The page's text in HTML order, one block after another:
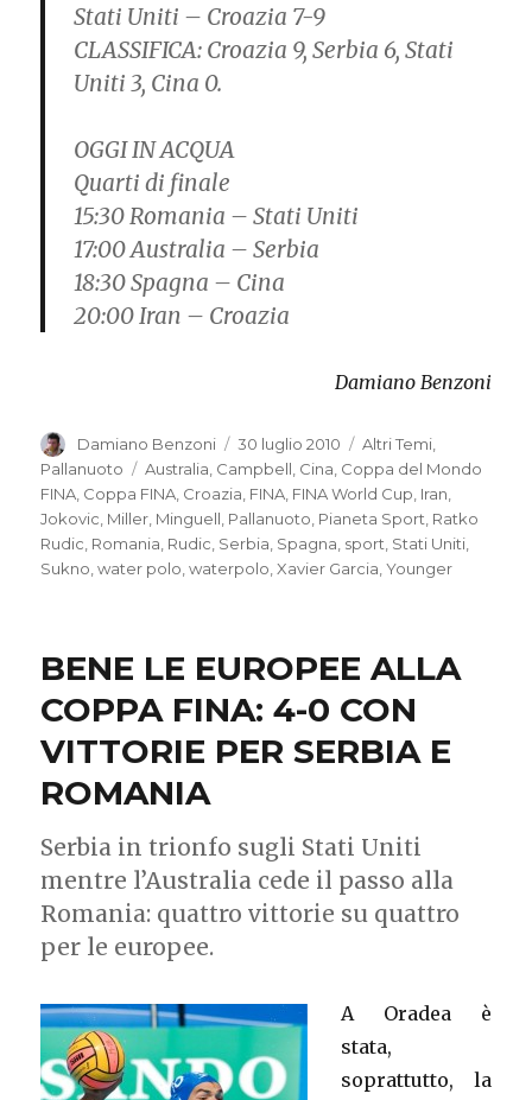
Stati Uniti – Croazia 7-9
CLASSIFICA: Croazia 9, Serbia 6, Stati
Uniti 3, Cina 0.
OGGI IN ACQUA
Quarti di finale
15:30 Romania – Stati Uniti
17:00 Australia – Serbia
18:30 Spagna – Cina
20:00 Iran – Croazia
Damiano Benzoni
Autore
Damiano Benzoni
Pubblicato
il
30 luglio 2010 Categorie
Altri Temi
Pallanuoto
Tag
Australia, Campbell, Cina, Coppa del Mondo
FINA, Coppa FINA, Croazia, FINA, FINA World Cup, Iran,
Jokovic, Miller, Minguell, Pallanuoto, Pianeta Sport, Ratko
Rudic, Romania, Rudic, Serbia, Spagna, sport, Stati Uniti,
Sukno,water polo,waterpolo,Xavier Garcia,Younger
BENE LE EUROPEE ALLA
COPPA FINA: 4-0 CON
VITTORIE PER SERBIA E
ROMANIA
Serbia in trionfo sugli Stati Uniti
mentre l’Australia cede il passo alla
Romania: quattro vittorie su quattro
per le europee.
A Oradea è
stata,
soprattutto, la